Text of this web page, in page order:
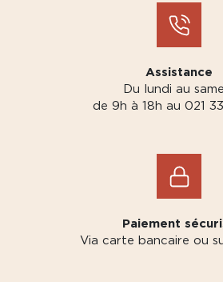
Assistance
Du lundi au
de 9h à 18h au 021
Paiement
Via carte bancaire ou